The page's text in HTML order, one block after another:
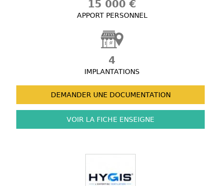
15 000 €
APPORT PERSONNEL
4
IMPLANTATIONS
DEMANDER UNE DOCUMENTATION
VOIR LA FICHE ENSEIGNE